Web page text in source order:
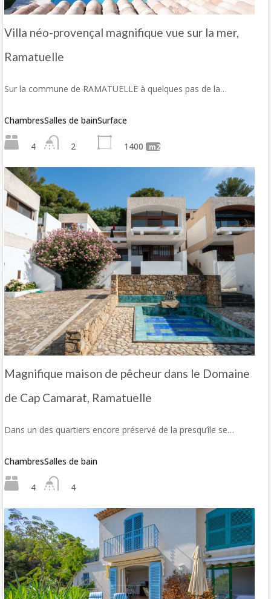
Villa néo-provençal magnifique vue sur la mer,
Ramatuelle
Sur la commune de RAMATUELLE à quelques pas de la…
Chambres
4
Salles de bain
2
Surface
1400 m2
Magnifique maison de pêcheur dans le Domaine
de Cap Camarat, Ramatuelle
Dans un des quartiers encore préservé de la presqu’île se…
Chambres
4
Salles de bain
4